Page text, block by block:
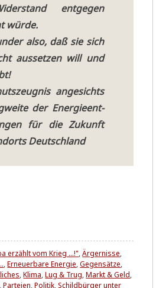
ent­ge­gen
würde.
also, daß sie sich
aus­set­zen will und
ange­sichts
der Ener­gie­ent­
für die Zukunft
Deutsch­land
erzählt vom Krieg ...!",Ärgernisse,
,Erneuerbare Energie,Gegensätze,
,Klima,Lug & Trug,Markt & Geld,
,Parteien,Politik,Schildbürger unter